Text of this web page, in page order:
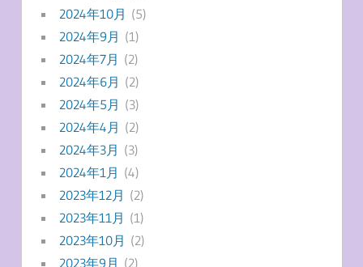
2024年10月 (5)
2024年9月 (1)
2024年7月 (2)
2024年6月 (2)
2024年5月 (3)
2024年4月 (2)
2024年3月 (3)
2024年1月 (4)
2023年12月 (2)
2023年11月 (1)
2023年10月 (2)
2023年9月 (2)